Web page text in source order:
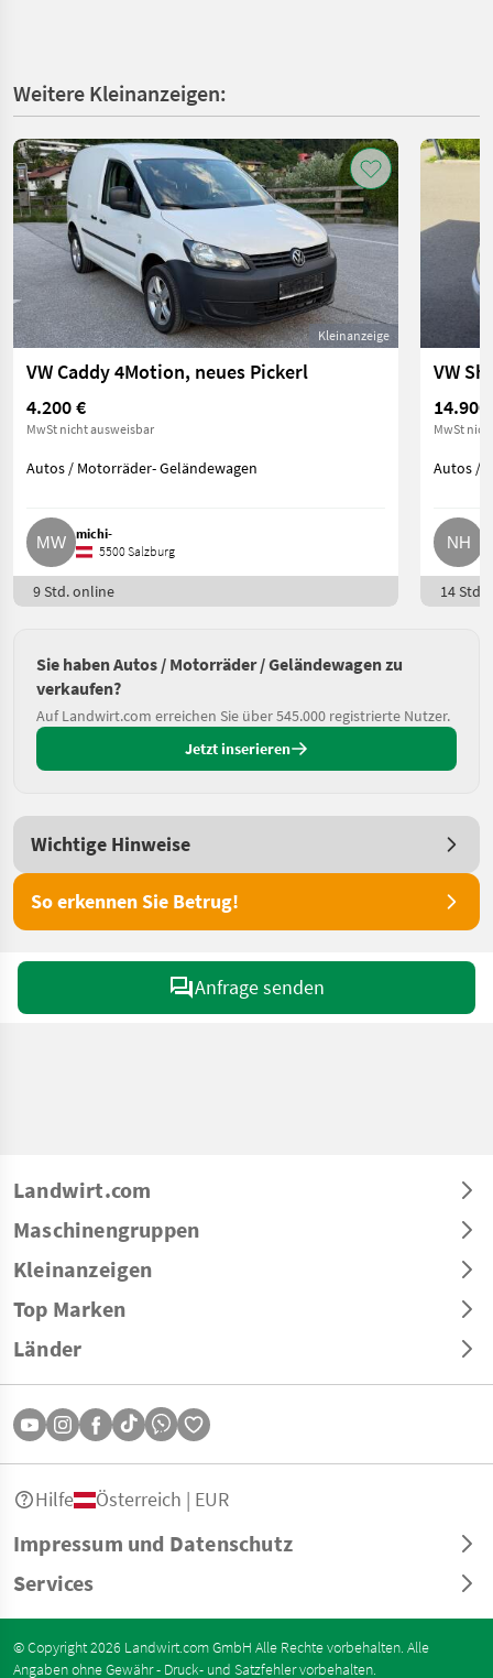
Weitere Kleinanzeigen:
Kleinanzeige
VW Caddy 4Motion, neues Pickerl
4.200 €
MwSt nicht ausweisbar
Autos / Motorräder- Geländewagen
michi-
5500 Salzburg
9 Std. online
VW
14.900
MwSt
Autos /
14 Std.
Sie haben Autos / Motorräder / Geländewagen zu
verkaufen?
Auf Landwirt.com erreichen Sie über 545.000 registrierte Nutzer.
Jetzt inserieren
Wichtige Hinweise
So erkennen Sie Betrug!
Anfrage senden
Landwirt.com
Maschinengruppen
Kleinanzeigen
Top Marken
Länder
Impressum und Datenschutz
Services
Hilfe Österreich | EUR
© Copyright 2026 Landwirt.com GmbH Alle Rechte vorbehalten. Alle
Angaben ohne Gewähr - Druck- und Satzfehler vorbehalten.